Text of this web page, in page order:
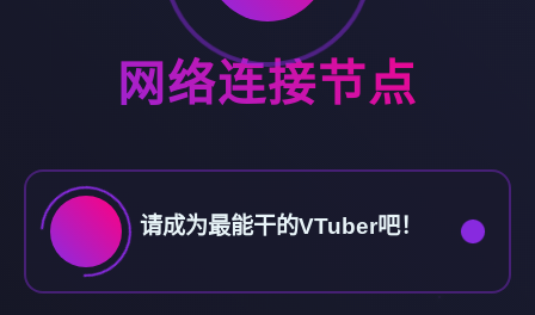
网络连接节点
请成为最能干的VTuber吧！